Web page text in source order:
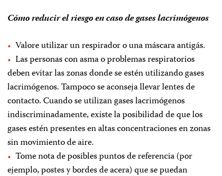
Cómo reducir el riesgo en caso de gases lacrimógenos
Valore utilizar un respirador o una máscara antigás.
Las personas con asma o problemas respiratorios
deben evitar las zonas donde se estén utilizando gases
lacrimógenos. Tampoco se aconseja llevar lentes de
contacto. Cuando se utilizan gases lacrimógenos
indiscriminadamente, existe la posibilidad de que los
gases estén presentes en altas concentraciones en zonas
sin movimiento de aire.
Tome nota de posibles puntos de referencia (por
ejemplo, postes y bordes de acera) que se puedan